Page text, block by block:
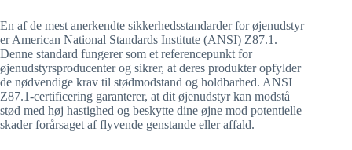
En af de mest anerkendte sikkerhedsstandarder for øjenudstyr
er American National Standards Institute (ANSI) Z87.1.
Denne standard fungerer som et referencepunkt for
øjenudstyrsproducenter og sikrer, at deres produkter opfylder
de nødvendige krav til stødmodstand og holdbarhed. ANSI
Z87.1-certificering garanterer, at dit øjenudstyr kan modstå
stød med høj hastighed og beskytte dine øjne mod potentielle
skader forårsaget af flyvende genstande eller affald.